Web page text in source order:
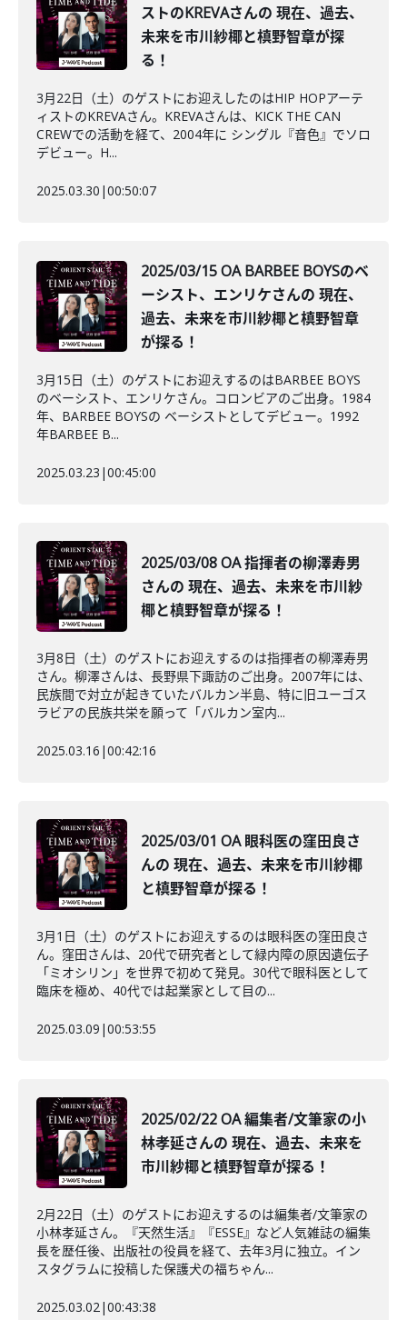
ストのKREVAさんの 現在、過去、
未来を市川紗椰と槙野智章が探
る！
3月22日（土）のゲストにお迎えしたのはHIP HOPアーテ
ィストのKREVAさん。KREVAさんは、KICK THE CAN
CREWでの活動を経て、2004年に シングル『音色』でソロ
デビュー。H...
2025.03.30 |00:50:07
2025/03/15 OA BARBEE BOYSのベ
ーシスト、エンリケさんの 現在、
過去、未来を市川紗椰と槙野智章
が探る！
3月15日（土）のゲストにお迎えするのはBARBEE BOYS
のベーシスト、エンリケさん。コロンビアのご出身。1984
年、BARBEE BOYSの ベーシストとしてデビュー。1992
年BARBEE B...
2025.03.23 |00:45:00
2025/03/08 OA 指揮者の柳澤寿男
さんの 現在、過去、未来を市川紗
椰と槙野智章が探る！
3月8日（土）のゲストにお迎えするのは指揮者の柳澤寿男
さん。柳澤さんは、長野県下諏訪のご出身。2007年には、
民族間で対立が起きていたバルカン半島、特に旧ユーゴス
ラビアの民族共栄を願って「バルカン室内...
2025.03.16 |00:42:16
2025/03/01 OA 眼科医の窪田良さ
んの 現在、過去、未来を市川紗椰
と槙野智章が探る！
3月1日（土）のゲストにお迎えするのは眼科医の窪田良さ
ん。窪田さんは、20代で研究者として緑内障の原因遺伝子
「ミオシリン」を世界で初めて発見。30代で眼科医として
臨床を極め、40代では起業家として目の...
2025.03.09 |00:53:55
2025/02/22 OA 編集者/文筆家の小
林孝延さんの 現在、過去、未来を
市川紗椰と槙野智章が探る！
2月22日（土）のゲストにお迎えするのは編集者/文筆家の
小林孝延さん。『天然生活』『ESSE』など人気雑誌の編集
長を歴任後、出版社の役員を経て、去年3月に独立。イン
スタグラムに投稿した保護犬の福ちゃん...
2025.03.02|00:43:38